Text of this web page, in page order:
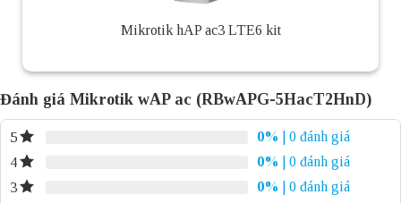
Mikrotik hAP ac3 LTE6 kit
Đánh giá Mikrotik wAP ac (RBwAPG-5HacT2HnD)
5 0%
| 0 đánh giá
4
0%
| 0 đánh giá
3
0%
| 0 đánh giá